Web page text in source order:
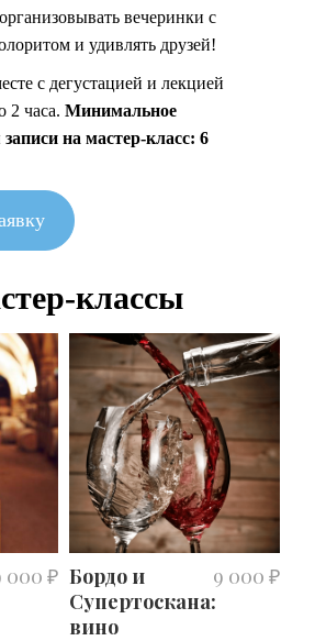
вечеринки с
и удивлять друзей!
с дегустацией и лекцией
2 часа. Минимальное
на мастер-класс: 6
классы
000 ₽ Бордо и
Супертоскана:
вино
9 000 ₽